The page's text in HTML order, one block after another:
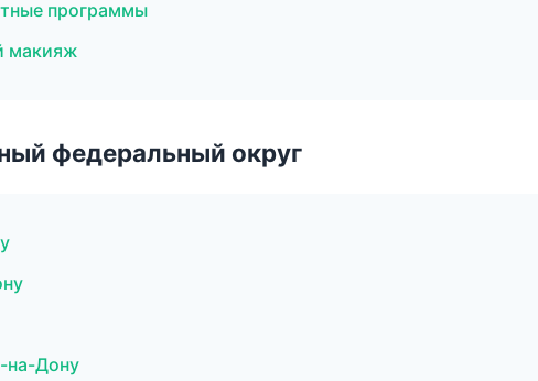
программы
макияж
федеральный округ
на-Дону